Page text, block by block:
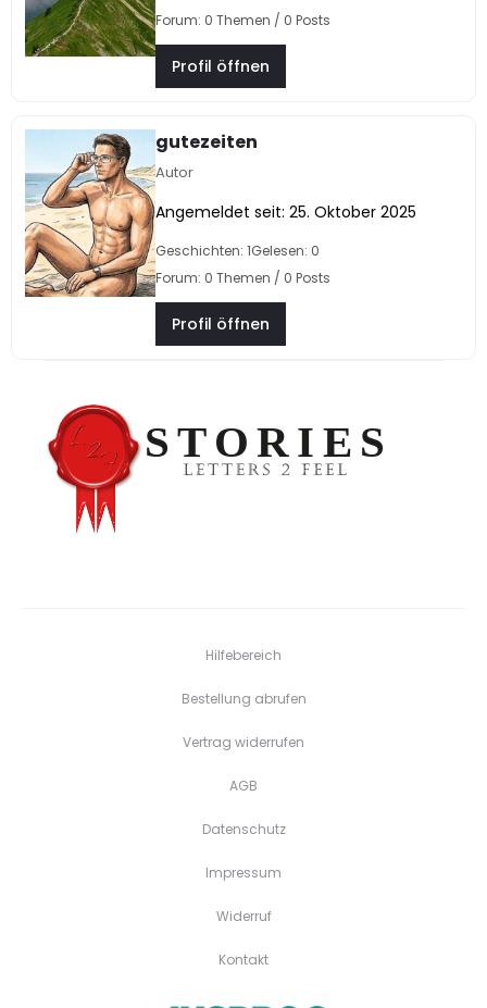
Forum: 0 Themen / 0 Posts
Profil öffnen
gutezeiten
Autor
Angemeldet seit: 25. Oktober 2025
Geschichten: 1Gelesen: 0
Forum: 0 Themen / 0 Posts
Profil öffnen
Hilfebereich
Bestellung abrufen
Vertrag widerrufen
AGB
Datenschutz
Impressum
Widerruf
Kontakt